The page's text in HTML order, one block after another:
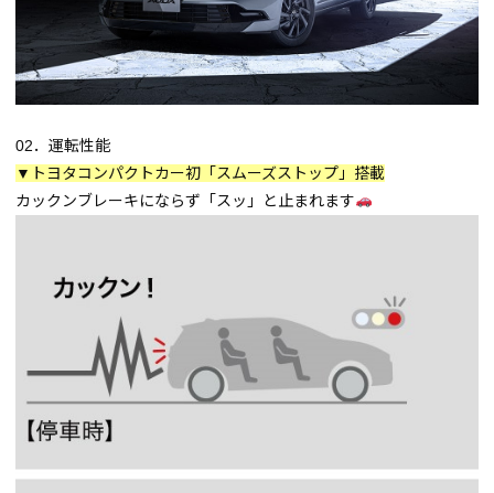
02．運転性能
▼トヨタコンパクトカー初「スムーズストップ」搭載
カックンブレーキにならず「スッ」と止まれます